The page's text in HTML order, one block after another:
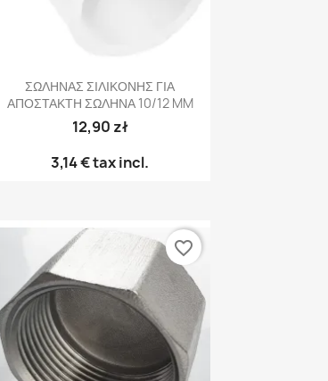
Γρήγορη προβολή
ΣΩΛΗΝΑΣ ΣΙΛΙΚΟΝΗΣ ΓΙΑ
ΑΠΟΣΤΑΚΤΗ ΣΩΛΗΝΑ 10/12 MM
12,90 zł
3,14 €tax incl.
favorite_border